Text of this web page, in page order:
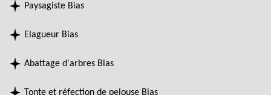
Paysagiste Bias
Elagueur Bias
Abattage d'arbres Bias
Tonte et réfection de pelouse Bias